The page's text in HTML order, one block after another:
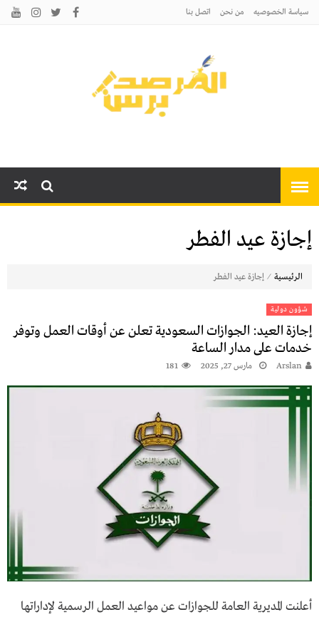
سياسة الخصوصيه من نحن اتصل بنا
إجازة عيد الفطر
الرئيسية ⁄ إجازة عيد الفطر
شؤون دولية
إجازة العيد: الجوازات السعودية تعلن عن أوقات العمل وتوفر
خدمات على مدار الساعة
Arslan مارس 27, 2025 181
أعلنت المديرية العامة للجوازات عن مواعيد العمل الرسمية لإداراتها